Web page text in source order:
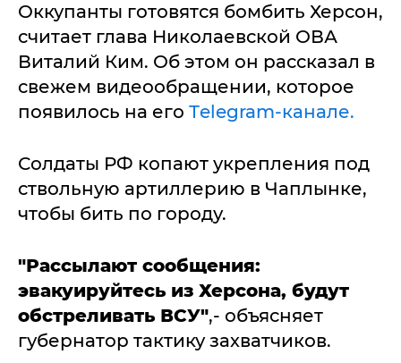
Оккупанты готовятся бомбить Херсон,
считает глава Николаевской ОВА
Виталий Ким. Об этом он рассказал в
свежем видеообращении, которое
появилось на его Тelegram-канале.
Солдаты РФ копают укрепления под
ствольную артиллерию в Чаплынке,
чтобы бить по городу.
"Рассылают сообщения:
эвакуируйтесь из Херсона, будут
обстреливать ВСУ",- объясняет
губернатор тактику захватчиков.